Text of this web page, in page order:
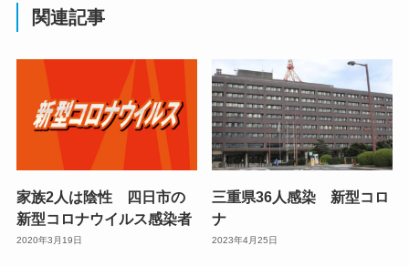
関連記事
家族2人は陰性 四日市の
新型コロナウイルス感染者
2020年3月19日
三重県36人感染 新型コロ
ナ
2023年4月25日